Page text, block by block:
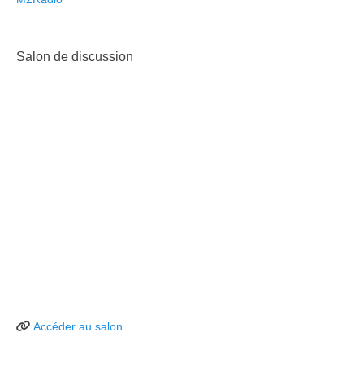
Salon de discussion
Accéder au salon